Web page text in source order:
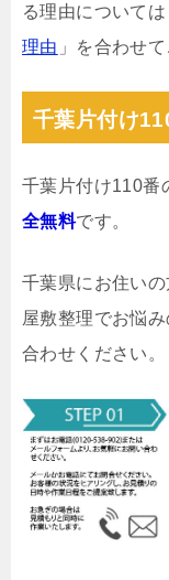
る理由については
理由 」を合わせ
千葉片付け
千葉片付け110番
全無料です。
千葉県にお住い
屋敷整理でお悩
合わせください。